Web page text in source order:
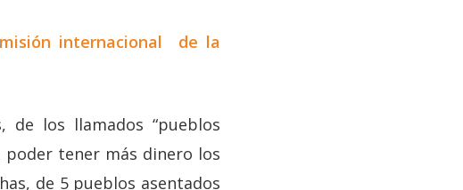
misión internacional de la
de los llamados “pueblos
poder tener más dinero los
de 5 pueblos asentados